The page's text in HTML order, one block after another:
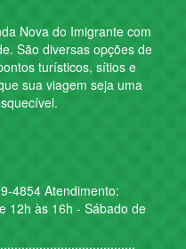
Nova do Imigrante com
São diversas opções de
turísticos, sítios e
sua viagem seja uma
4854 Atendimento:
12h às 16h - Sábado de